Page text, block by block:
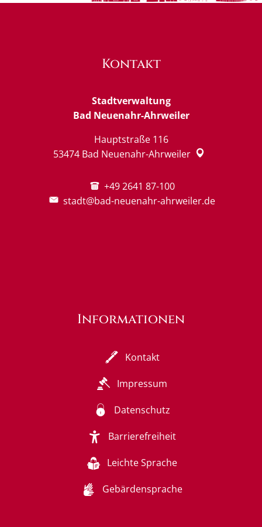
Kontakt
Stadtverwaltung
Bad Neuenahr-Ahrweiler
Hauptstraße 116
53474 Bad Neuenahr-Ahrweiler
+49 2641 87-100
stadt@bad-neuenahr-ahrweiler.de
Informationen
Kontakt
Impressum
Datenschutz
Barrierefreiheit
Leichte Sprache
Gebärdensprache